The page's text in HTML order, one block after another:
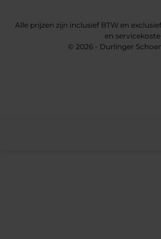
Alle prijzen zijn inclusief BTW en
en
© 2026 - Durlinger